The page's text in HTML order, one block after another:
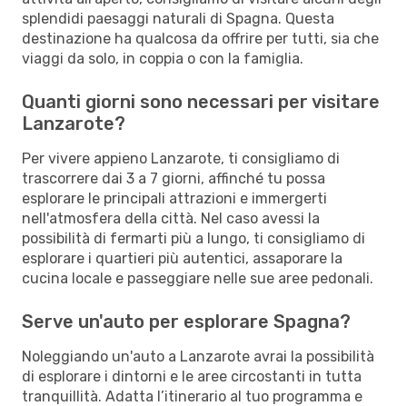
splendidi paesaggi naturali di Spagna. Questa
destinazione ha qualcosa da offrire per tutti, sia che
viaggi da solo, in coppia o con la famiglia.
Quanti giorni sono necessari per visitare
Lanzarote?
Per vivere appieno Lanzarote, ti consigliamo di
trascorrere dai 3 a 7 giorni, affinché tu possa
esplorare le principali attrazioni e immergerti
nell'atmosfera della città. Nel caso avessi la
possibilità di fermarti più a lungo, ti consigliamo di
esplorare i quartieri più autentici, assaporare la
cucina locale e passeggiare nelle sue aree pedonali.
Serve un'auto per esplorare Spagna?
Noleggiando un'auto a Lanzarote avrai la possibilità
di esplorare i dintorni e le aree circostanti in tutta
tranquillità. Adatta l’itinerario al tuo programma e